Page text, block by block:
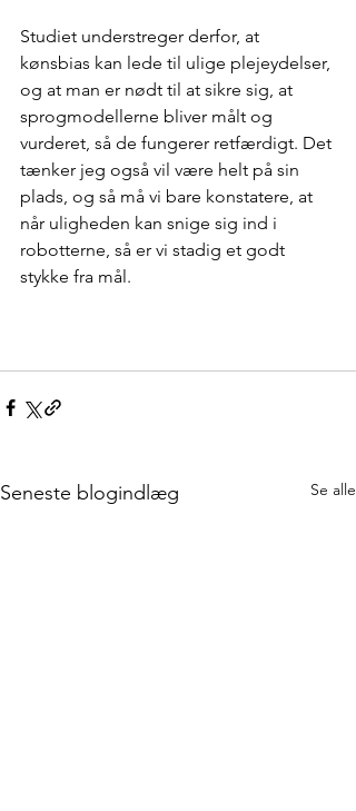
Studiet understreger derfor, at
kønsbias kan lede til ulige plejeydelser,
og at man er nødt til at sikre sig, at
sprogmodellerne bliver målt og
vurderet, så de fungerer retfærdigt. Det
tænker jeg også vil være helt på sin
plads, og så må vi bare konstatere, at
når uligheden kan snige sig ind i
robotterne, så er vi stadig et godt
stykke fra mål.
Seneste blogindlæg Se alle